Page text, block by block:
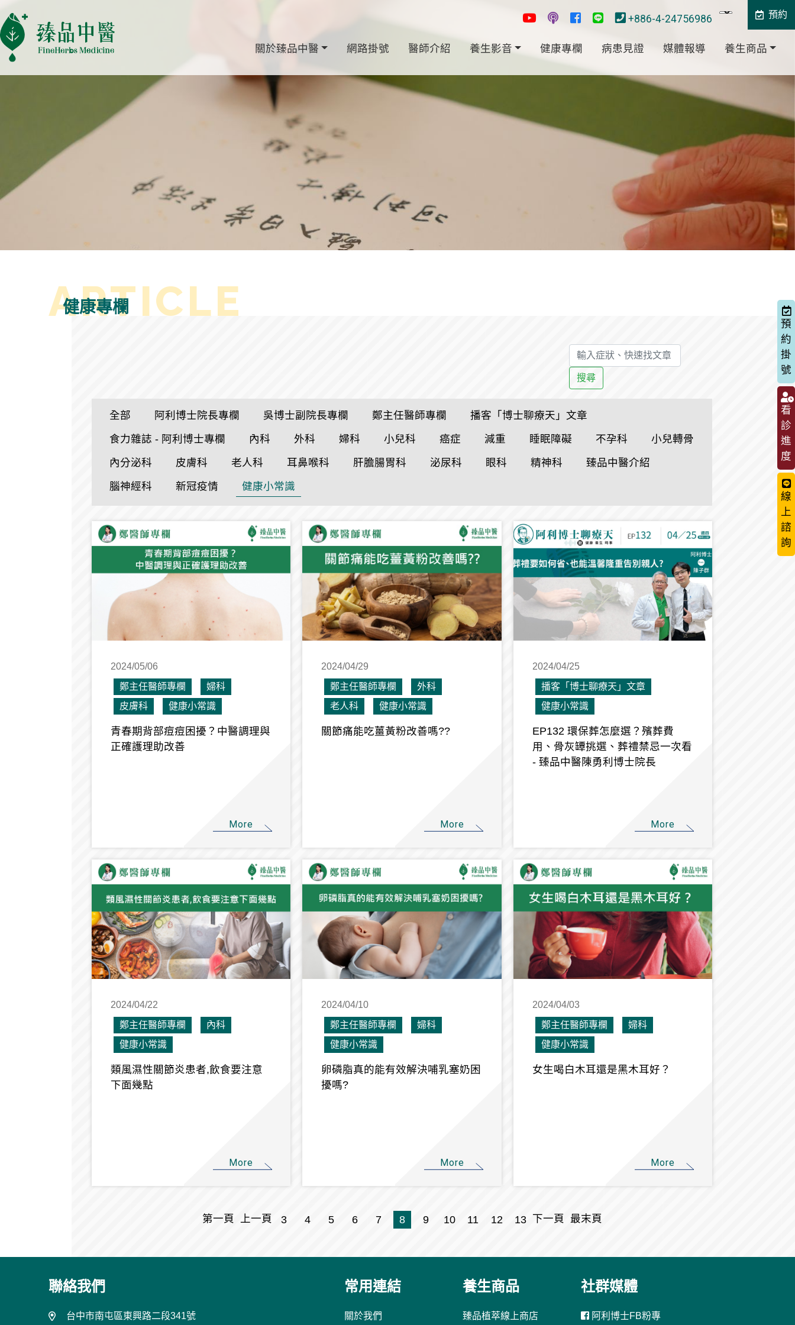
預約
+886-4-24756986
關於臻品中醫 網路掛號 醫師介紹 養生影音 健康專欄 病患見證 媒體報導 養生商品
預
約
掛
號
看
診
進
度
線
上
諮
詢
健康專欄
搜尋
全部 阿利博士院長專欄 吳博士副院長專欄 鄭主任醫師專欄
播客「博士聊療天」文章
食力雜誌 - 阿利博士專欄
內科 外科 婦科 小兒科 癌症 減重 睡眠障礙 不孕科
小兒轉骨
內分泌科
皮膚科 老人科 耳鼻喉科 肝膽腸胃科 泌尿科 眼科 精神科
臻品中醫介紹
腦神經科
新冠疫情 健康小常識
2024/05/06
鄭主任醫師專欄
婦科
皮膚科
健康小常識
青春期背部痘痘困擾？中醫調理與
正確護理助改善
More
2024/04/29
鄭主任醫師專欄
外科
老人科
健康小常識
關節痛能吃薑黃粉改善嗎??
More
2024/04/25
播客「博士聊療天」文章
健康小常識
EP132 環保葬怎麼選？殯葬費
用、骨灰罈挑選、葬禮禁忌一次看
- 臻品中醫陳勇利博士院長
More
2024/04/22
鄭主任醫師專欄
內科
健康小常識
類風濕性關節炎患者,飲食要注意
下面幾點
More
2024/04/10
鄭主任醫師專欄
婦科
健康小常識
卵磷脂真的能有效解決哺乳塞奶困
擾嗎?
More
2024/04/03
鄭主任醫師專欄
婦科
健康小常識
女生喝白木耳還是黑木耳好？
More
第一頁 上一頁 3 4 5 6 7 8 9 10 11 12 13 下一頁 最末頁
聯絡我們
台中市南屯區東興路二段341號
常用連結
關於我們
養生商品
臻品植萃線上商店
社群媒體
阿利博士FB粉專